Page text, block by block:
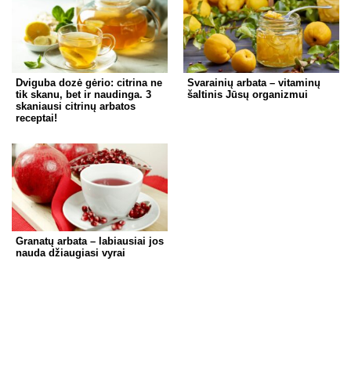
Dviguba dozė gėrio: citrina ne
tik skanu, bet ir naudinga. 3
skaniausi citrinų arbatos
receptai!
Svarainių arbata – vitaminų
šaltinis Jūsų organizmui
Granatų arbata – labiausiai jos
nauda džiaugiasi vyrai